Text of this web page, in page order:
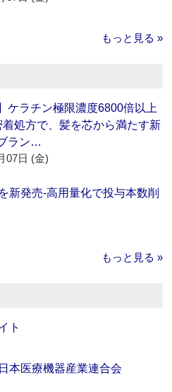
もっと見る »
ケラチン極限濃度6800倍以上
着処方で、髪を芯から満たす新
ラン…
07日 (金)
新発売‐高用量化で投与本数削
もっと見る »
ト
本医療機器産業連合会